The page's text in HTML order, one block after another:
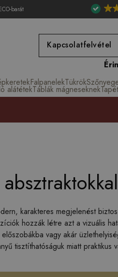
barát
Kapcsolatfelvétel
FalpanelekTükrök
alátétekTáblák mágneseknek
karakteres megjelenést
hozzák létre azt a vizuális
vagy akár
tisztíthatóságuk miatt praktikus